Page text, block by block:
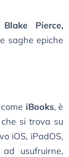
Blake Pierce,
saghe epiche
iBooks, è
si trova su
iOS, iPadOS,
usufruirne,